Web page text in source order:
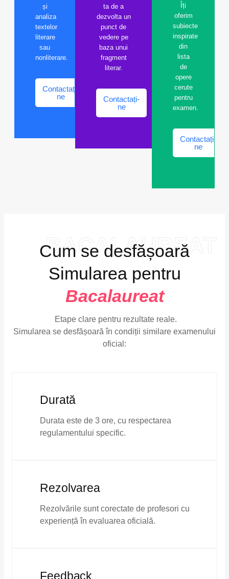
și
analiza
textelor
literare
sau
nonliterare.
Contactați-
ne
ta de a
dezvolta un
punct de
vedere pe
baza unui
fragment
literar.
Contactați-
ne
Îți
oferim
subiecte
inspirate
din
lista
de
opere
cerute
pentru
examen.
Contactați-
ne
BACALAUREAT
Cum se desfășoară
Simularea pentru
Bacalaureat
Etape clare pentru rezultate reale.
Simularea se desfășoară în condiții similare examenului
oficial:
Durată
Durata este de 3 ore, cu respectarea
regulamentului specific.
Rezolvarea
Rezolvările sunt corectate de profesori cu
experiență în evaluarea oficială.
Feedback